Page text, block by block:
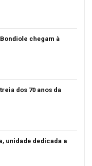
chegam à
dos 70 anos da
unidade dedicada a